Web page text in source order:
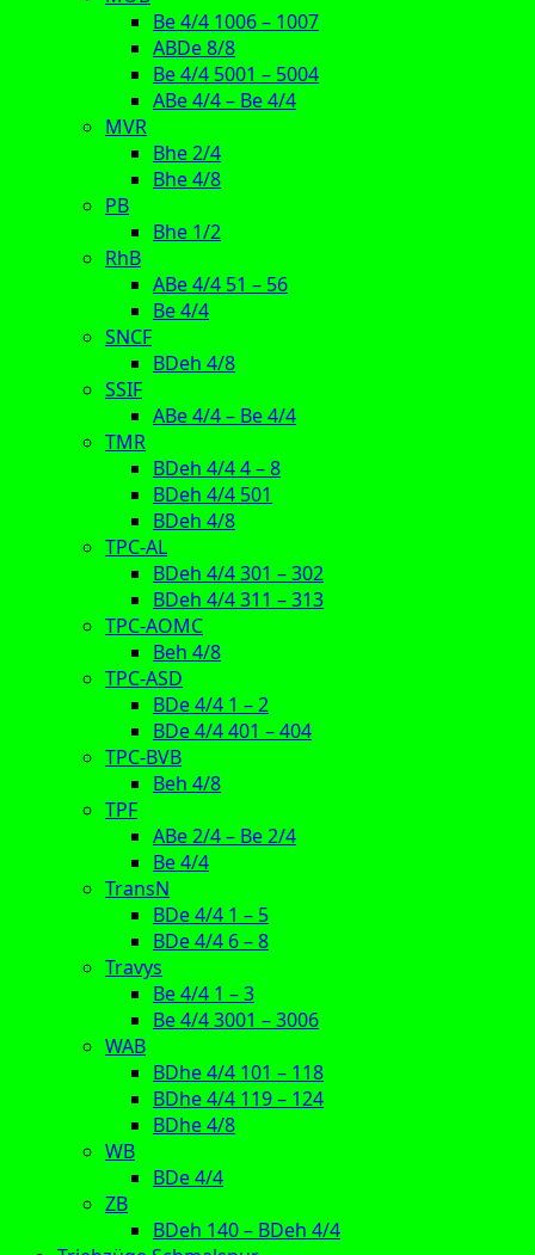
Be 4/4 1006 – 1007
ABDe 8/8
Be 4/4 5001 – 5004
ABe 4/4 – Be 4/4
MVR
Bhe 2/4
Bhe 4/8
PB
Bhe 1/2
RhB
ABe 4/4 51 – 56
Be 4/4
SNCF
BDeh 4/8
SSIF
ABe 4/4 – Be 4/4
TMR
BDeh 4/4 4 – 8
BDeh 4/4 501
BDeh 4/8
TPC-AL
BDeh 4/4 301 – 302
BDeh 4/4 311 – 313
TPC-AOMC
Beh 4/8
TPC-ASD
BDe 4/4 1 – 2
BDe 4/4 401 – 404
TPC-BVB
Beh 4/8
TPF
ABe 2/4 – Be 2/4
Be 4/4
TransN
BDe 4/4 1 – 5
BDe 4/4 6 – 8
Travys
Be 4/4 1 – 3
Be 4/4 3001 – 3006
WAB
BDhe 4/4 101 – 118
BDhe 4/4 119 – 124
BDhe 4/8
WB
BDe 4/4
ZB
BDeh 140 – BDeh 4/4